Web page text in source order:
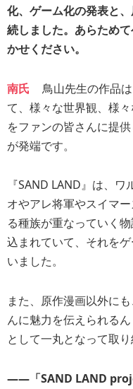
化、ゲーム化の発表と
続しました。あらため
かせください。
南氏
鳥山先生の作品
て、様々な世界観、様
をファンの皆さんに提
が発端です。
『SAND LAND』は、
オやアレ将軍やスイマ
る種族が重なっていく
込まれていて、それを
いました。
また、原作漫画以外に
んに魅力を伝えられる
として一丸となって取り
――「SAND LAND